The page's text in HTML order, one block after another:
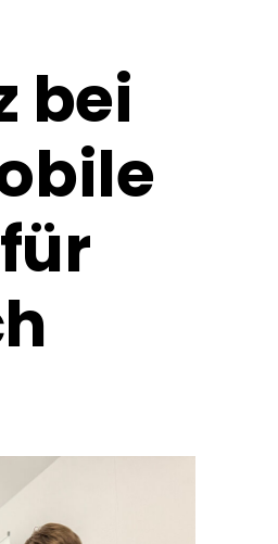
bei